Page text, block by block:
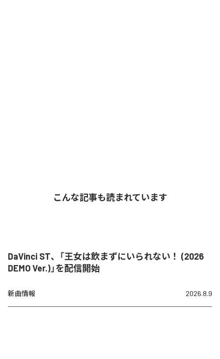
こんな記事も読まれています
DaVinci ST、「王女は飲まずにいられない！ (2026
DEMO Ver.)」を配信開始
新曲情報 2026.8.9